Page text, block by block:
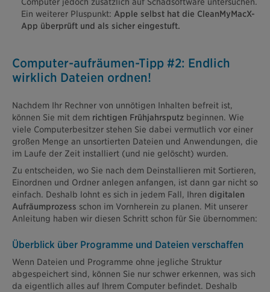
Ein weiterer Pluspunkt: Apple selbst hat die CleanMyMacX-
App überprüft und als sicher eingestuft.
Computer-aufräumen-Tipp #2: Endlich
wirklich Dateien ordnen!
Nachdem Ihr Rechner von unnötigen Inhalten befreit ist,
können Sie mit dem richtigen Frühjahrsputz beginnen. Wie
viele Computerbesitzer stehen Sie dabei vermutlich vor einer
großen Menge an unsortierten Dateien und Anwendungen, die
im Laufe der Zeit installiert (und nie gelöscht) wurden.
Zu entscheiden, wo Sie nach dem Deinstallieren mit Sortieren,
Einordnen und Ordner anlegen anfangen, ist dann gar nicht so
einfach. Deshalb lohnt es sich in jedem Fall, Ihren digitalen
Aufräumprozess schon im Vornherein zu planen. Mit unserer
Anleitung haben wir diesen Schritt schon für Sie übernommen:
Überblick über Programme und Dateien verschaffen
Wenn Dateien und Programme ohne jegliche Struktur
abgespeichert sind, können Sie nur schwer erkennen, was sich
da eigentlich alles auf Ihrem Computer befindet. Deshalb